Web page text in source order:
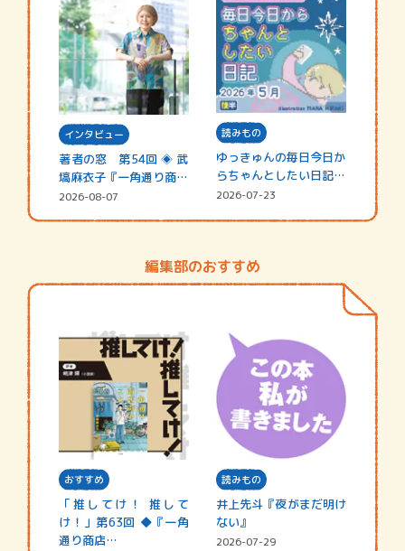
インタビュー
著者の窓 第54回 ◈ 武
塙麻衣子『一角通り商店
街の…
2026-08-07
読みもの
ゆっきゅんの毎日今日か
らちゃんとしたい日記
☆202…
2026-07-23
編集部のおすすめ
おすすめ
「推してけ！ 推して
け！」第63回 ◆『一角
通り商店…
読みもの
井上先斗『夜がまだ明け
ない』
2026-07-29